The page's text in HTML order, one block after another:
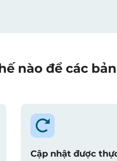
nào để các
Cập nhật được